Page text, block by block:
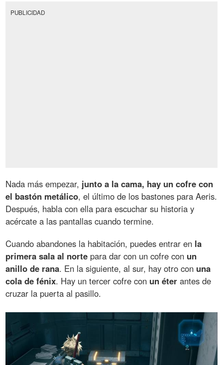
PUBLICIDAD
Nada más empezar, junto a la cama, hay un cofre con
el bastón metálico, el último de los bastones para Aeris.
Después, habla con ella para escuchar su historia y
acércate a las pantallas cuando termine.
Cuando abandones la habitación, puedes entrar en la
primera sala al norte para dar con un cofre con un
anillo de rana. En la siguiente, al sur, hay otro con una
cola de fénix. Hay un tercer cofre con un éter antes de
cruzar la puerta al pasillo.